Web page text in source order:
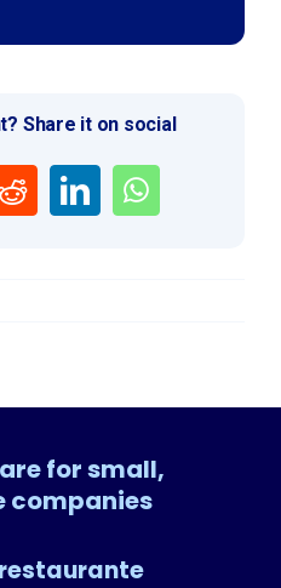
Share it on social
for small,
companies
restaurante